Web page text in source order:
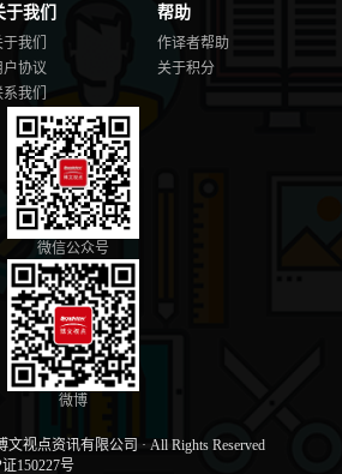
于我们
我们
户协议
我们
帮助
作译者帮助
关于积分
微信公众号
微博
文视点资讯有限公司 · All Rights Reserved
150227号